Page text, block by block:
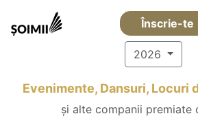
Înscrie-te
2026
Evenimente, Dansuri, Locuri
și alte companii premiate